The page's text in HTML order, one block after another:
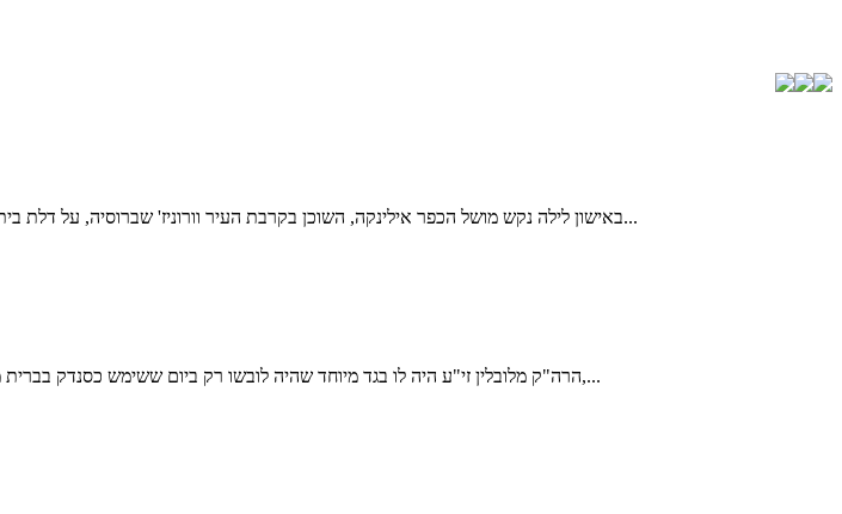
באישון לילה נקש מושל הכפר אילינקה, השוכן בקרבת העיר וורוניז' שברוסיה, על דלת ביתו של ר' זלמן ליברמן. ר' זלמן נשלח לשם על-ידי האדמו"ר הרש"ב (רבי שלום-דובער) מליובאוויטש כדי לסייע...
הרה"ק מלובלין זי"ע היה לו בגד מיוחד שהיה לובשו רק ביום ששימש כסנדק בברית מילה, באחד הימים לבש הרה"ק מלובלין את הבגד המיוחד לברית, והדבר עורר תמיהה גדולה בעיני החסידים,...